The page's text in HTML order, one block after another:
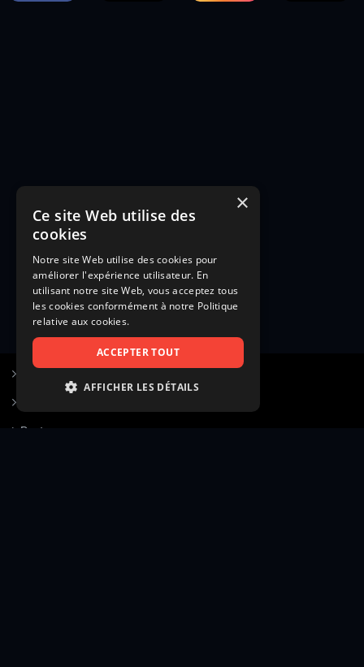
Poster une annonce
×
Ce site Web utilise des
cookies
Notre site Web utilise des cookies pour
améliorer l'expérience utilisateur. En
utilisant notre site Web, vous acceptez tous
les cookies conformément à notre Politique
relative aux cookies.
ACCEPTER TOUT
AFFICHER LES DÉTAILS